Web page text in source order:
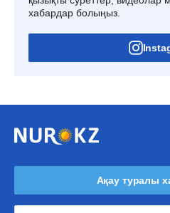
хабардар болыңыз.
Ақау туралы